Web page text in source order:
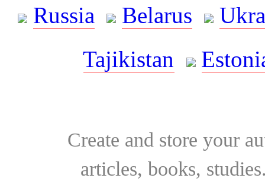
Russia
Belarus
Tajikistan
Create and store your
articles, books,